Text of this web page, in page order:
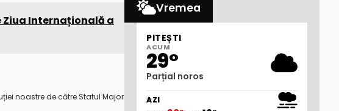
Ziua Internațională a
noastre de către Statul Major
Vremea
PITEȘTI
ACUM
29°
Parțial noros
AZI